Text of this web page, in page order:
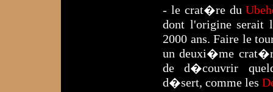
- le crat�re du
dont l'origine
2000 ans. Faire le
un deuxi�me
de d�couvrir
d�sert, comme les